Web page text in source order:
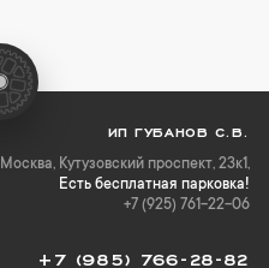
ИП ГУБАНОВ С.В.
Москва, Кутузовский проспект, 23к1,
Есть бесплатная парковка!
+7 (925) 761-22-06
+7 (985) 766-28-82